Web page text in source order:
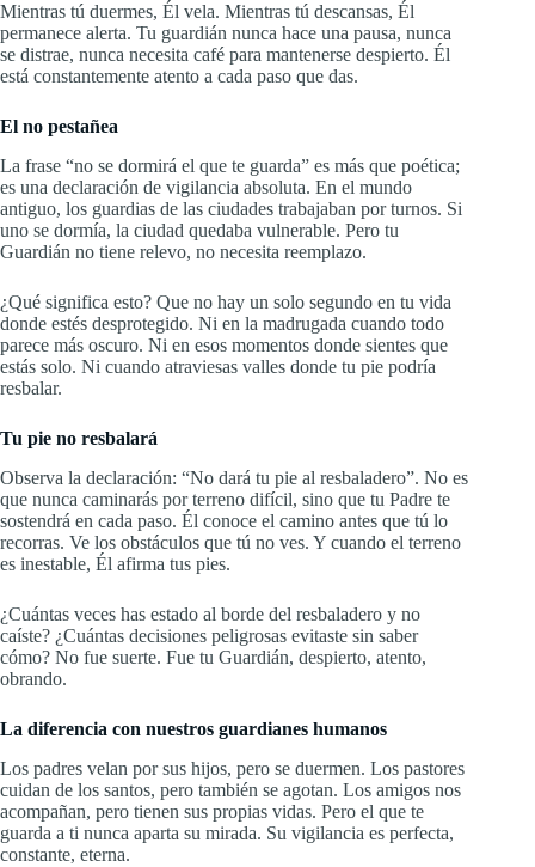
Mientras tú duermes, Él vela. Mientras tú descansas, Él
permanece alerta. Tu guardián nunca hace una pausa, nunca
se distrae, nunca necesita café para mantenerse despierto. Él
está constantemente atento a cada paso que das.
El no pestañea
La frase “no se dormirá el que te guarda” es más que poética;
es una declaración de vigilancia absoluta. En el mundo
antiguo, los guardias de las ciudades trabajaban por turnos. Si
uno se dormía, la ciudad quedaba vulnerable. Pero tu
Guardián no tiene relevo, no necesita reemplazo.
¿Qué significa esto? Que no hay un solo segundo en tu vida
donde estés desprotegido. Ni en la madrugada cuando todo
parece más oscuro. Ni en esos momentos donde sientes que
estás solo. Ni cuando atraviesas valles donde tu pie podría
resbalar.
Tu pie no resbalará
Observa la declaración: “No dará tu pie al resbaladero”. No es
que nunca caminarás por terreno difícil, sino que tu Padre te
sostendrá en cada paso. Él conoce el camino antes que tú lo
recorras. Ve los obstáculos que tú no ves. Y cuando el terreno
es inestable, Él afirma tus pies.
¿Cuántas veces has estado al borde del resbaladero y no
caíste? ¿Cuántas decisiones peligrosas evitaste sin saber
cómo? No fue suerte. Fue tu Guardián, despierto, atento,
obrando.
La diferencia con nuestros guardianes humanos
Los padres velan por sus hijos, pero se duermen. Los pastores
cuidan de los santos, pero también se agotan. Los amigos nos
acompañan, pero tienen sus propias vidas. Pero el que te
guarda a ti nunca aparta su mirada. Su vigilancia es perfecta,
constante, eterna.